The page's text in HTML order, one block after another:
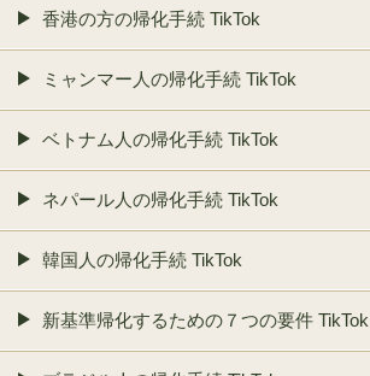
香港の方の帰化手続 TikTok
ミャンマー人の帰化手続 TikTok
ベトナム人の帰化手続 TikTok
ネパール人の帰化手続 TikTok
韓国人の帰化手続 TikTok
新基準帰化するための７つの要件 TikTok